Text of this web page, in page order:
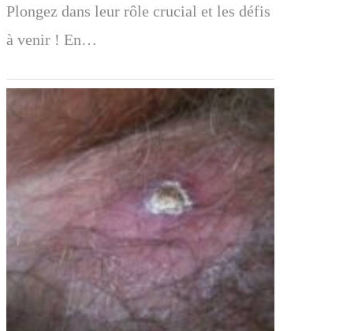
Plongez dans leur rôle crucial et les défis
à venir ! En…